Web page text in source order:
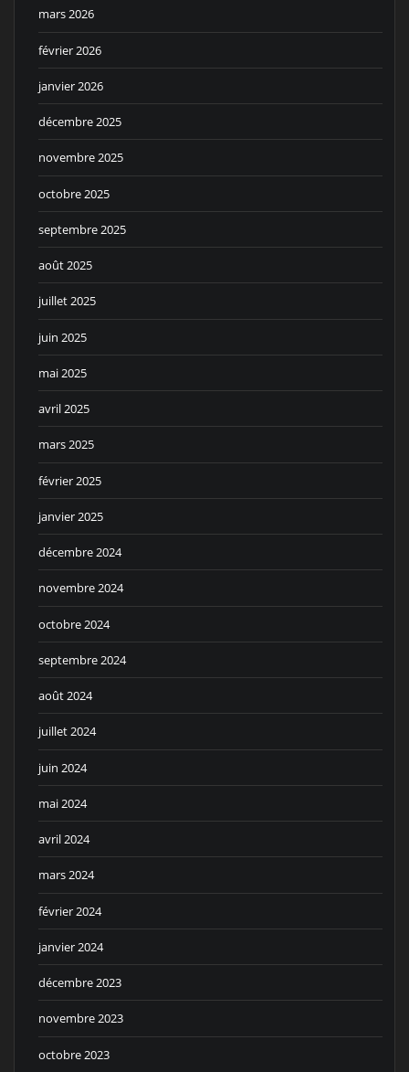
mars 2026
février 2026
janvier 2026
décembre 2025
novembre 2025
octobre 2025
septembre 2025
août 2025
juillet 2025
juin 2025
mai 2025
avril 2025
mars 2025
février 2025
janvier 2025
décembre 2024
novembre 2024
octobre 2024
septembre 2024
août 2024
juillet 2024
juin 2024
mai 2024
avril 2024
mars 2024
février 2024
janvier 2024
décembre 2023
novembre 2023
octobre 2023